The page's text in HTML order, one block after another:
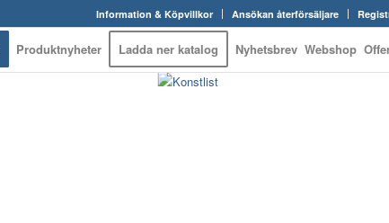
Information & Köpvillkor Ansökan återförsäljare
Produktnyheter Ladda ner katalog Nyhetsbrev Webshop